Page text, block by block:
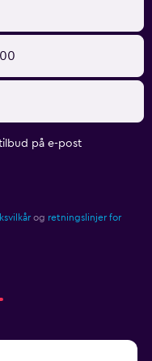
på e-post
og retningslinjer for